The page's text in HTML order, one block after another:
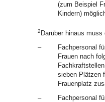
(zum Beispiel
Kindern)
2 Darüber hinaus muss
–
Fachpersonal
Frauen nach
sieben Plätzen
Frauenplatz
–
Fachpersonal